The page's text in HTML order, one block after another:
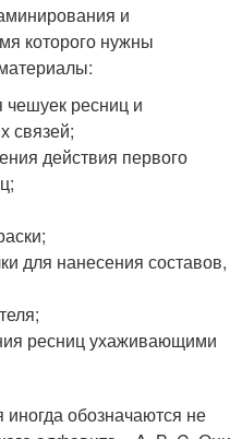
и
которого нужны
ресниц и
связей;
действия первого
для нанесения составов,
ресниц ухаживающими
обозначаются не